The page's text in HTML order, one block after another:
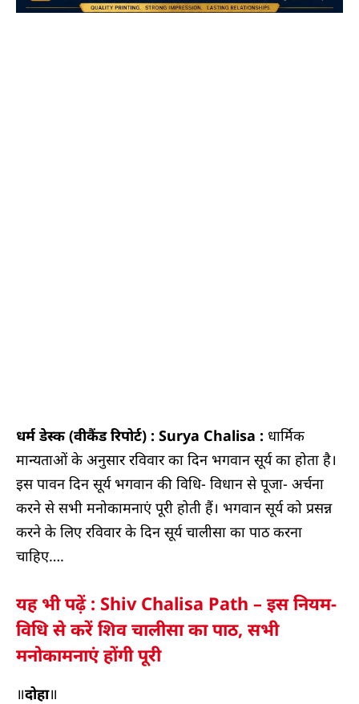
धर्म डेस्क (वीकैंड रिपोर्ट) : Surya Chalisa : धार्मिक
मान्यताओं के अनुसार रविवार का दिन भगवान सूर्य का होता है।
इस पावन दिन सूर्य भगवान की विधि- विधान से पूजा- अर्चना
करने से सभी मनोकामनाएं पूरी होती हैं। भगवान सूर्य को प्रसन्न
करने के लिए रविवार के दिन सूर्य चालीसा का पाठ करना
चाहिए….
यह भी पढ़ें : Shiv Chalisa Path – इस नियम-
विधि से करें शिव चालीसा का पाठ, सभी
मनोकामनाएं होंगी पूरी
॥दोहा॥